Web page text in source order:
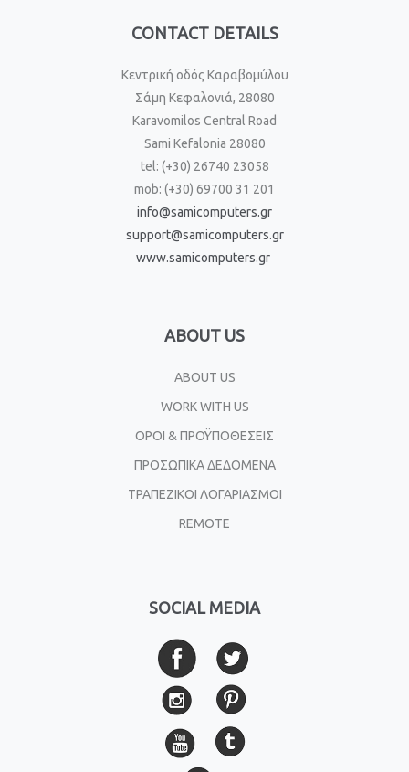
CONTACT DETAILS
Κεντρική οδός Καραβομύλου
Σάμη Κεφαλονιά, 28080
Karavomilos Central Road
Sami Kefalonia 28080
tel: (+30) 26740 23058
mob: (+30) 69700 31 201
info@samicomputers.gr
support@samicomputers.gr
www.samicomputers.gr
ABOUT US
ABOUT US
WORK WITH US
ΟΡΟΙ & ΠΡΟΫΠΟΘΕΣΕΙΣ
ΠΡΟΣΩΠΙΚΑ ΔΕΔΟΜΕΝΑ
ΤΡΑΠΕΖΙΚΟΙ ΛΟΓΑΡΙΑΣΜΟΙ
REMOTE
SOCIAL MEDIA